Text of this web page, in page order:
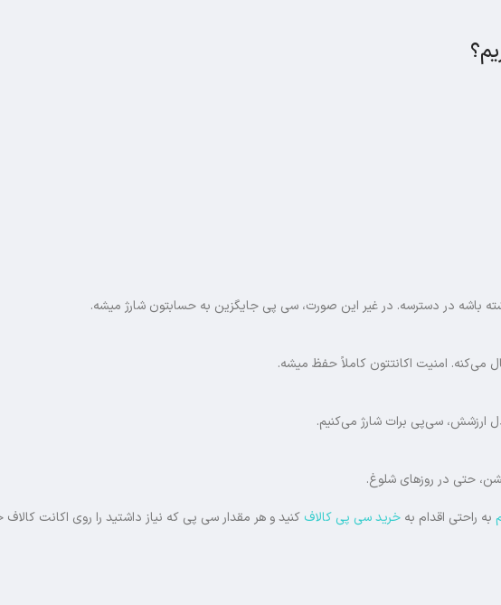
می‌کنه. امنیت اکانتتون کاملاً حفظ میشه.
ارزشش، سی‌پی برات شارژ می‌کنیم.
حتی در روزهای شلوغ.
به راحتی اقدام به خرید سی پی کالاف کنید و هر مقدار سی پی که نیاز داشتید را روی اکانت